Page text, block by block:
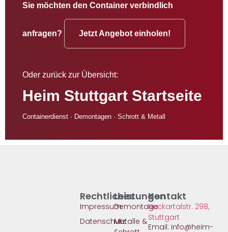
Sie möchten den Container verbindlich
anfragen? Jetzt Angebot einholen!
Oder zurück zur Übersicht:
Heim Stuttgart Startseite
Containerdienst · Demontagen · Schrott & Metall
Leistungen
Demontage​
Metalle &
Rechtliches
Impressum
Datenschutz
Kontakt
Neckartalstr. 298,
Stuttgart
Email: info@heim-